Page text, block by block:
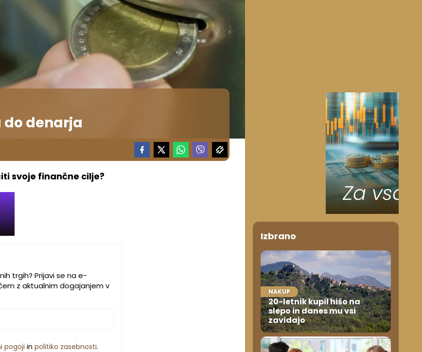
do denarja
svoje finančne cilje?
trgih? Prijavi se na e-
z aktualnim dogajanjem v
pogoji in politiko zasebnosti.
Izbrano
NAKUP
20-letnik kupil hišo na
slepo in danes mu vsi
zavidajo